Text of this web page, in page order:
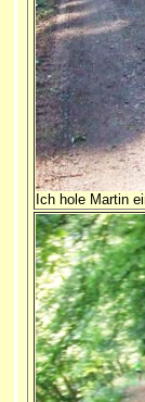
Ich hole Martin